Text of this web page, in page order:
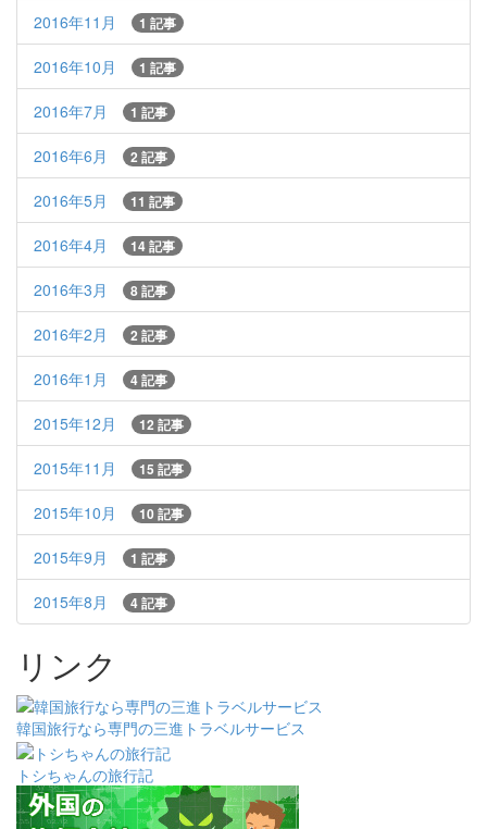
2016年11月 1 記事
2016年10月 1 記事
2016年7月 1 記事
2016年6月 2 記事
2016年5月 11 記事
2016年4月 14 記事
2016年3月 8 記事
2016年2月 2 記事
2016年1月 4 記事
2015年12月 12 記事
2015年11月 15 記事
2015年10月 10 記事
2015年9月 1 記事
2015年8月 4 記事
リンク
韓国旅行なら専門の三進トラベルサービス
トシちゃんの旅行記